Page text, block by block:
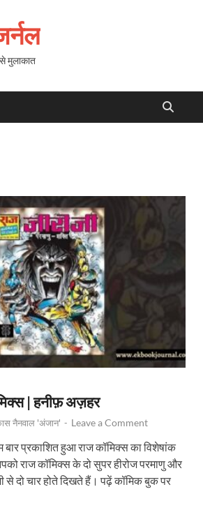
से मुलाकात
| हनीफ़ अज़हर
नैनवाल 'अंजान' - Leave a Comment
बार प्रकाशित हुआ राज कॉमिक्स का विशेषांक
राज कॉमिक्स के दो सुपर हीरोज परमाणु और
से दो चार होते दिखते हैं। पढ़ें कॉमिक बुक पर